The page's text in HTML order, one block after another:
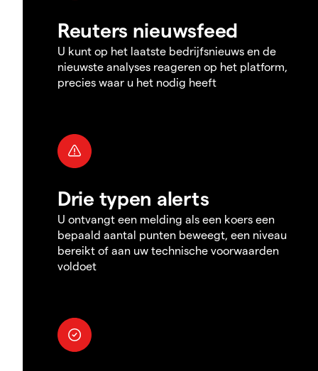
Reuters nieuwsfeed
U kunt op het laatste bedrijfsnieuws en de
nieuwste analyses reageren op het platform,
precies waar u het nodig heeft
Drie typen alerts
U ontvangt een melding als een koers een
bepaald aantal punten beweegt, een niveau
bereikt of aan uw technische voorwaarden
voldoet